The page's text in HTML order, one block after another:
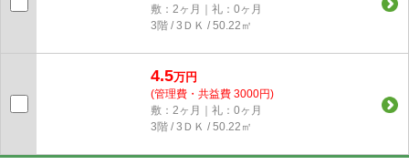
敷：2ヶ月｜礼：0ヶ月
3階 / 3ＤＫ / 50.22㎡
4.5万円
(管理費・共益費 3000円)
敷：2ヶ月｜礼：0ヶ月
3階 / 3ＤＫ / 50.22㎡